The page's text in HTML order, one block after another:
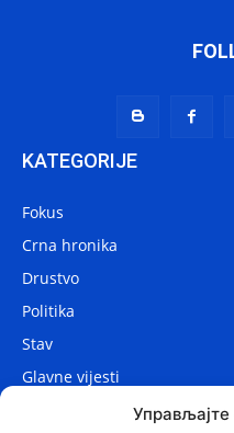
KATEGORIJE
Fokus
Crna hronika
Drustvo
Politika
Stav
Glavne vijesti